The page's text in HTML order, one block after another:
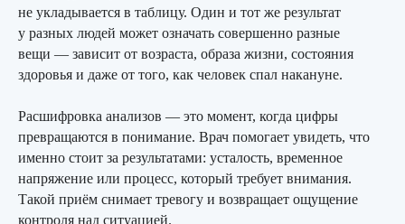
не укладывается в таблицу. Один и тот же результат
у разных людей может означать совершенно разные
вещи — зависит от возраста, образа жизни, состояния
здоровья и даже от того, как человек спал накануне.
Расшифровка анализов — это момент, когда цифры
превращаются в понимание. Врач помогает увидеть, что
именно стоит за результатами: усталость, временное
напряжение или процесс, который требует внимания.
Такой приём снимает тревогу и возвращает ощущение
контроля над ситуацией.